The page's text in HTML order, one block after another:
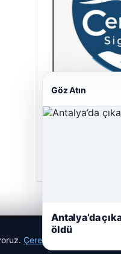
Çerez Politikamız
Göz Atın
Antalya’da
öldü